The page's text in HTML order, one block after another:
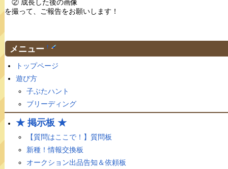
② 成長した後の画像
を撮って、ご報告をお願いします！
メニュー †
トップページ
遊び方
子ぶたハント
ブリーディング
★ 掲示板 ★
【質問はここで！】質問板
新種！情報交換板
オークション出品告知＆依頼板